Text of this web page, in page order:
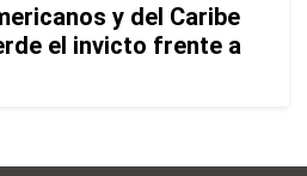
y del Caribe
el invicto frente a